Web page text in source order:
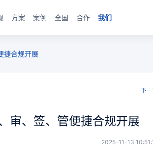
方案 案例 全国 合作 我们
捷合规开展
下
审、签、管便捷合规开展
2025-11-13